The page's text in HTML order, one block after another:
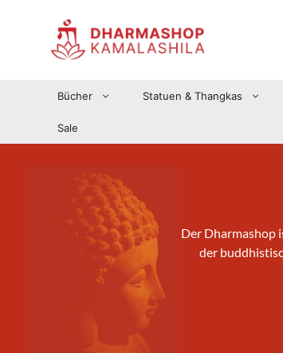
Bücher Statuen & Thangkas
Sale
Der Dharmashop
der